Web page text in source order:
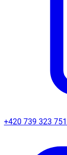
+420 739 323 751